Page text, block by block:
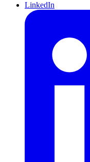
LinkedIn